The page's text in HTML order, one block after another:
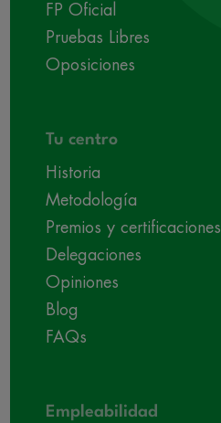
FP Oficial
Pruebas Libres
Oposiciones
Tu centro
Historia
Metodología
Premios y certificaciones
Delegaciones
Opiniones
Blog
FAQs
Empleabilidad